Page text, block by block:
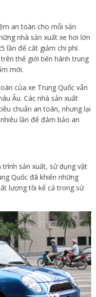
an toàn cho mỗi sản
nhà sản xuất xe hơi lớn
lần để cắt giảm chi phí.
thế giới tiến hành trung
mới.
của xe Trung Quốc vẫn
Âu. Các nhà sản xuất
chuẩn an toàn, nhưng lại
lần để đảm bảo an
trình sản xuất, sử dụng vật
Quốc đã khiến những
lượng tồi kể cả trong sử